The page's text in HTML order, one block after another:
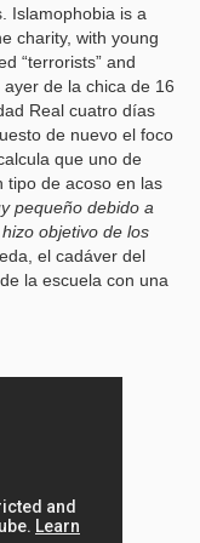
Islamophobia is a
charity, with young
“terrorists” and
ayer de la chica de 16
Real cuatro días
de nuevo el foco
que uno de
tipo de acoso en las
pequeño debido a
objetivo de los
el cadáver del
la escuela con una